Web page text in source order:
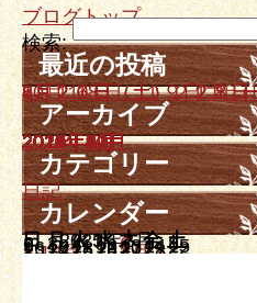
ブログトップ
検索:
最近の投稿
10月１８日、１９日ニュ
9月２０日（土）、２１
7月２６日（土）、２７
6月２１日（土）２２日
5月１７日（土）、１８
アーカイブ
2025年10月
2025年9月
2025年7月
2025年6月
2025年5月
2025年4月
2025年3月
2025年2月
2024年12月
2024年11月
2024年10月
2024年9月
2024年7月
2024年5月
2024年3月
2024年1月
2023年12月
2023年11月
2023年10月
2023年8月
2023年7月
2023年6月
2023年4月
2023年3月
2023年2月
2023年1月
2022年12月
2022年11月
2022年9月
2022年8月
2022年7月
2022年6月
2022年5月
2022年4月
2022年3月
2022年2月
2021年12月
2021年11月
2021年10月
2021年8月
2021年7月
2021年6月
2021年5月
2021年4月
2021年3月
2021年1月
2020年12月
2020年10月
2020年6月
2020年5月
2020年3月
2019年12月
2019年10月
2019年9月
2019年7月
2019年6月
2019年4月
2019年3月
2019年2月
2019年1月
2018年11月
2018年10月
2018年9月
2018年8月
2018年5月
2018年4月
2018年3月
2018年2月
2018年1月
2017年12月
2017年11月
2017年10月
2017年9月
2017年8月
2017年7月
2017年6月
2017年5月
2017年4月
2017年3月
2017年2月
2017年1月
2016年12月
2016年11月
2016年10月
2016年9月
2016年8月
2016年7月
2016年6月
2016年5月
2016年4月
2016年3月
2016年2月
2016年1月
2015年12月
2015年11月
2015年10月
2015年9月
2015年8月
2015年7月
2015年6月
2015年5月
2015年4月
2015年3月
2015年2月
2015年1月
2014年12月
2014年11月
2014年10月
2014年9月
2014年8月
2014年7月
2014年6月
2014年5月
2014年4月
2014年3月
カテゴリー
日記
カレンダー
2025年2月
日 月 火 水 木 金 土
« 12月 3月 »1
2 3 4 5 6 7 8
9 101112131415
16171819202122
232425262728